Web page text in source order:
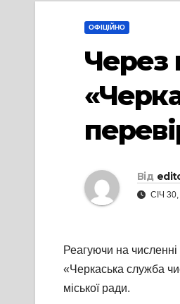
ОФІЦІЙНО
Через
Від
СІЧ
Реагуючи на
«Черкаська служба
міської ради.